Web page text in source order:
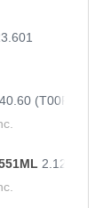
(T00F-WW
2.12.40.9